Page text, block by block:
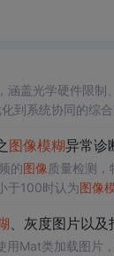
涵盖光学硬件限制
到系统协同的综
图像模糊异常诊
的图像 质量检测，
于100时认为图像
、灰度图片以及
用Mat类加载图片